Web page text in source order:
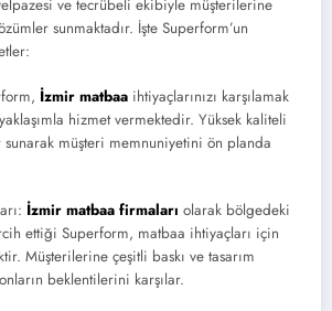
ve tecrübeli ekibiyle müşterilerine
sunmaktadır. İşte Superform’un
İzmir matbaa ihtiyaçlarınızı karşılamak
hizmet vermektedir. Yüksek kaliteli
sunarak müşteri memnuniyetini ön planda
İzmir matbaa firmaları olarak bölgedeki
ettiği Superform, matbaa ihtiyaçları için
Müşterilerine çeşitli baskı ve tasarım
beklentilerini karşılar.